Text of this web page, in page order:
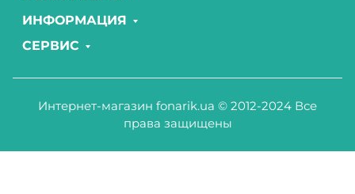
ИНФОРМАЦИЯ
СЕРВИС
Интернет-магазин fonarik.ua © 2012-2024 Все
права защищены